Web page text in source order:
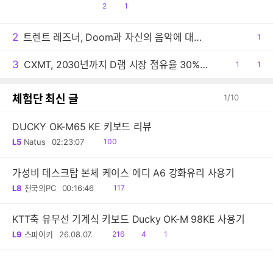
공
2
댓1
2 트렌트 레즈너, Doom과 자신의 음악에 대한 생각 밝혀
공1
3 CXMT, 2030년까지 D램 시장 점유율 30% 목표
공1
댓1
체험단 최신 글 1/10
DUCKY OK-M65 KE 키보드 리뷰
L5 Natus 02:23:07
읽
100
가성비 데스크탑 본체 케이스 에디 A6 강화유리 사용기
L8 천국의PC 00:16:46
읽
117
KTT축 유무선 기계식 키보드 Ducky OK-M 98KE 사용기
L9 스파이키 26.08.07.
읽
216
공
4
댓1